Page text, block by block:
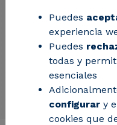
Puedes
experiencia
Puedes
todas y
esenciales
configurar y
cookies que